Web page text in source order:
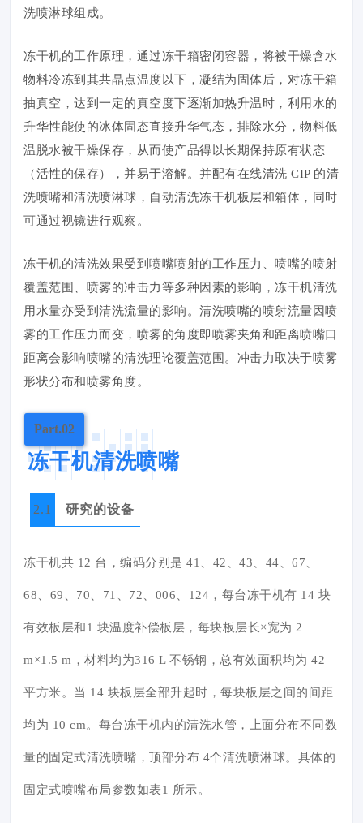
洗喷淋球组成。
冻干机的工作原理，通过冻干箱密闭容器，将被干燥含水
物料冷冻到其共晶点温度以下，凝结为固体后，对冻干箱
抽真空，达到一定的真空度下逐渐加热升温时，利用水的
升华性能使的冰体固态直接升华气态，排除水分，物料低
温脱水被干燥保存，从而使产品得以长期保持原有状态
（活性的保存），并易于溶解。并配有在线清洗 CIP 的清
洗喷嘴和清洗喷淋球，自动清洗冻干机板层和箱体，同时
可通过视镜进行观察。
冻干机的清洗效果受到喷嘴喷射的工作压力、喷嘴的喷射
覆盖范围、喷雾的冲击力等多种因素的影响，冻干机清洗
用水量亦受到清洗流量的影响。清洗喷嘴的喷射流量因喷
雾的工作压力而变，喷雾的角度即喷雾夹角和距离喷嘴口
距离会影响喷嘴的清洗理论覆盖范围。冲击力取决于喷雾
形状分布和喷雾角度。
Part.02
冻干机清洗喷嘴
2.1 研究的设备
冻干机共 12 台，编码分别是 41、42、43、44、67、
68、69、70、71、72、006、124，每台冻干机有 14 块
有效板层和1 块温度补偿板层，每块板层长×宽为 2
m×1.5 m，材料均为316 L 不锈钢，总有效面积均为 42
平方米。当 14 块板层全部升起时，每块板层之间的间距
均为 10 cm。每台冻干机内的清洗水管，上面分布不同数
量的固定式清洗喷嘴，顶部分布 4个清洗喷淋球。具体的
固定式喷嘴布局参数如表1 所示。